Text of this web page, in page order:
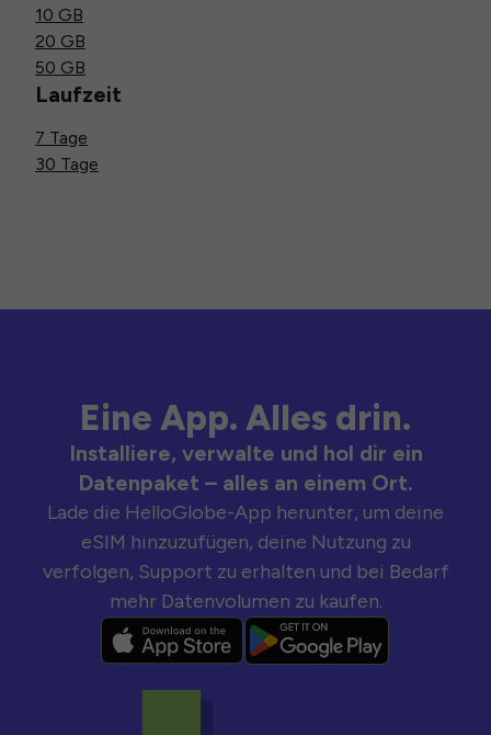
10 GB
20 GB
50 GB
Laufzeit
7 Tage
30 Tage
Eine App. Alles drin.
Installiere, verwalte und hol dir ein
Datenpaket – alles an einem Ort.
Lade die HelloGlobe-App herunter, um deine
eSIM hinzuzufügen, deine Nutzung zu
verfolgen, Support zu erhalten und bei Bedarf
mehr Datenvolumen zu kaufen.